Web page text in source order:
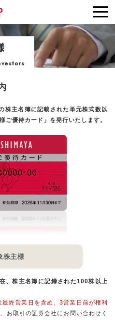
株主名簿に記載された単元株式数以
ご優待カード」を発行いたします。
株主様
、株主名簿に記録された100株以上
終営業日を含め、3営業日前が権利
お取引の証券会社にお問い合わせく